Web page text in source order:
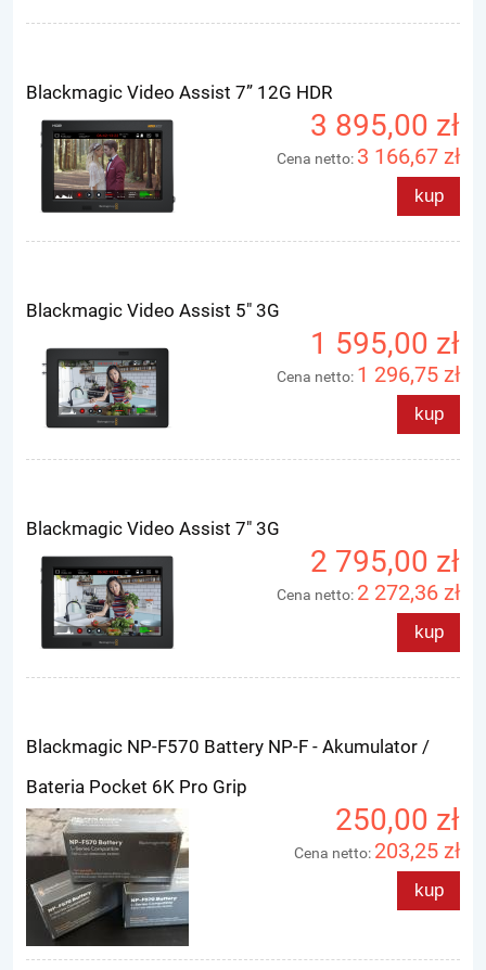
Blackmagic Video Assist 7” 12G HDR
3 895,00 zł
Cena netto: 3 166,67 zł
kup
Blackmagic Video Assist 5" 3G
1 595,00 zł
Cena netto: 1 296,75 zł
kup
Blackmagic Video Assist 7" 3G
2 795,00 zł
Cena netto: 2 272,36 zł
kup
Blackmagic NP-F570 Battery NP-F - Akumulator /
Bateria Pocket 6K Pro Grip
250,00 zł
Cena netto: 203,25 zł
kup